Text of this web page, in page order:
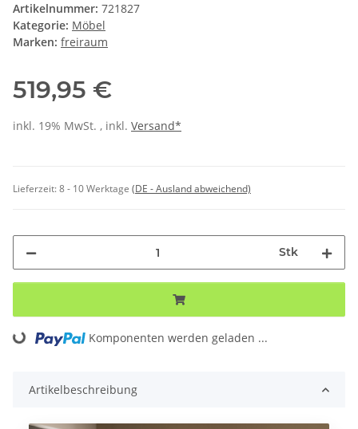
Artikelnummer: 721827
Kategorie: Möbel
Marken: freiraum
519,95 €
inkl. 19% MwSt. , inkl. Versand*
Lieferzeit:8 - 10 Werktage (DE - Ausland abweichend)
Stk
Loading... Komponenten werden geladen ...
Artikelbeschreibung